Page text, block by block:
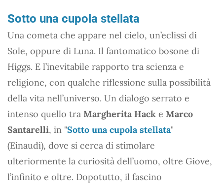
Sotto una cupola stellata
Una cometa che appare nel cielo, un’eclissi di
Sole, oppure di Luna. Il fantomatico bosone di
Higgs. E l’inevitabile rapporto tra scienza e
religione, con qualche riflessione sulla possibilità
della vita nell’universo. Un dialogo serrato e
intenso quello tra Margherita Hack e Marco
Santarelli, in "Sotto una cupola stellata"
(Einaudi), dove si cerca di stimolare
ulteriormente la curiosità dell’uomo, oltre Giove,
l’infinito e oltre. Dopotutto, il fascino